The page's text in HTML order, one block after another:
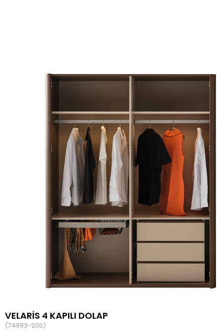
VELARİS 4 KAPILI DOLAP
(74993-200)